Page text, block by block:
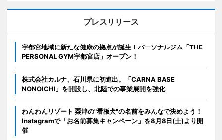
プレスリリース
宇都宮地域に新たな健康の拠点が誕生！パーソナルジム「THE
PERSONAL GYM宇都宮店」オープン！
株式会社カルナ、石川県に初進出。「CARNA BASE
NONOICHI」を開設し、北陸での事業展開を強化
わんわんリゾート 粟津の"看板犬"の名前をみんなで決めよう！
Instagramで「お名前募集キャンペーン」を8月8日(土)より開
催